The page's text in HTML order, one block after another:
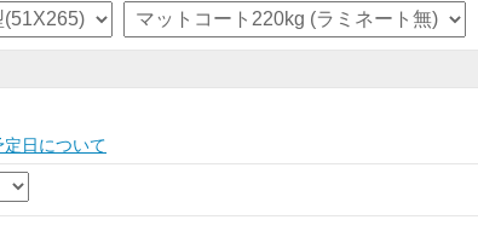
日について